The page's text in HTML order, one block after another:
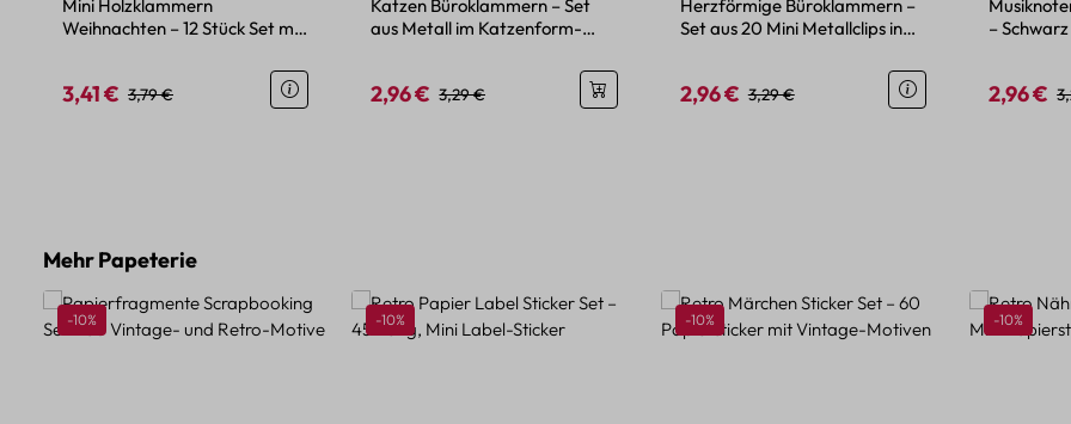
Mini Holzklammern
Weihnachten – 12 Stück Set mit
Verkaufspreis:
3,41 € Regulärer Preis:
3,79 €
Katzen Büroklammern – Set
aus Metall im Katzenform-
Verkaufspreis:
2,96 € Regulärer Preis:
3,29 €
Herzförmige Büroklammern –
Set aus 20 Mini Metallclips in
Verkaufspreis:
2,96 € Regulärer Preis:
3,29 €
–
2,96 €
Produktgalerie überspringen
Mehr Papeterie
Rabatt
-10% Rabatt
-10% Rabatt
-10% Rabatt
-10%